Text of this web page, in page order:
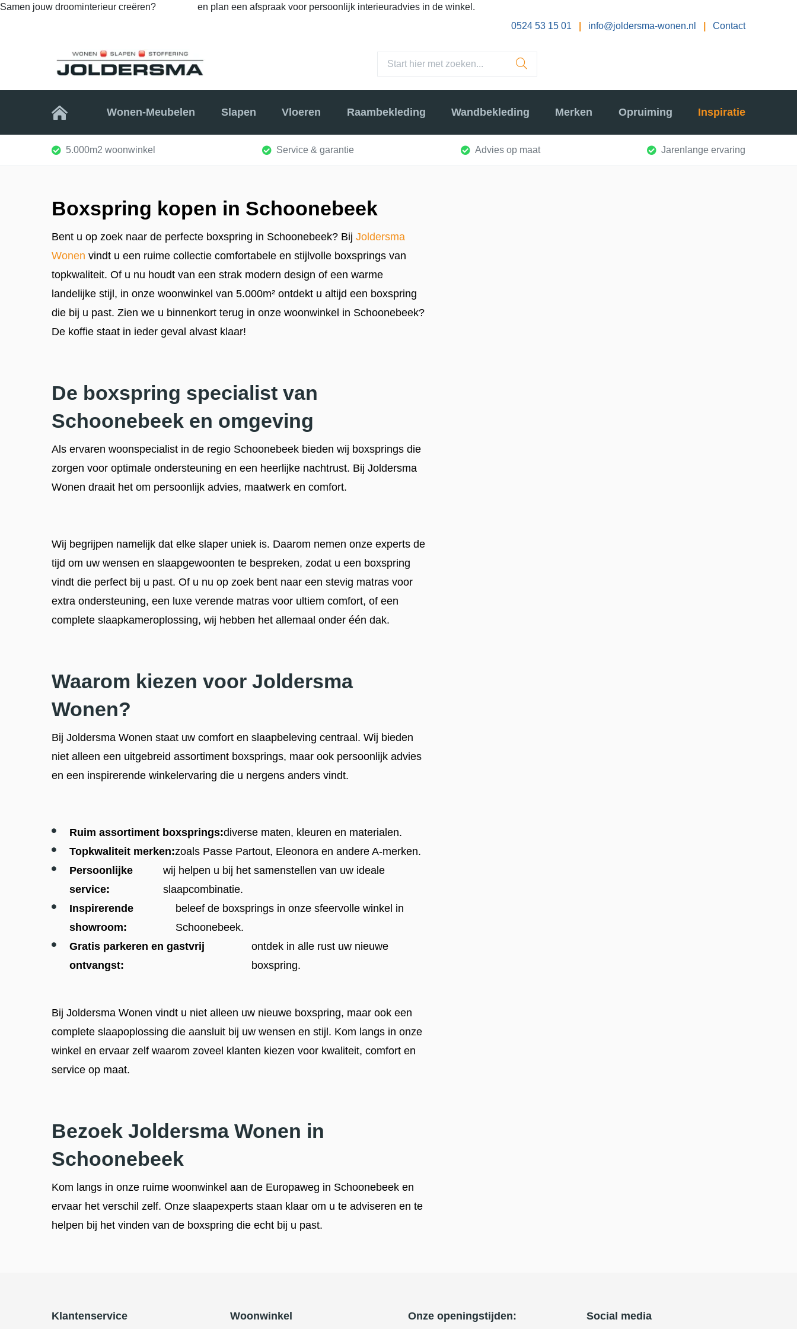
Samen jouw droominterieur creëren?
en plan een afspraak voor persoonlijk interieuradvies in de winkel.
0524 53 15 01
info@joldersma-wonen.nl Contact
Home Wonen-Meubelen Slapen Vloeren Raambekleding Wandbekleding Merken Opruiming Inspiratie
5.000m2 woonwinkel Service & garantie Advies op maat Jarenlange ervaring
Boxspring kopen in Schoonebeek
Bent u op zoek naar de perfecte boxspring in Schoonebeek? Bij Joldersma
Wonen vindt u een ruime collectie comfortabele en stijlvolle boxsprings van
topkwaliteit. Of u nu houdt van een strak modern design of een warme
landelijke stijl, in onze woonwinkel van 5.000m² ontdekt u altijd een boxspring
die bij u past. Zien we u binnenkort terug in onze woonwinkel in Schoonebeek?
De koffie staat in ieder geval alvast klaar!
De boxspring specialist van
Schoonebeek en omgeving
Als ervaren woonspecialist in de regio Schoonebeek bieden wij boxsprings die
zorgen voor optimale ondersteuning en een heerlijke nachtrust. Bij Joldersma
Wonen draait het om persoonlijk advies, maatwerk en comfort.
Wij begrijpen namelijk dat elke slaper uniek is. Daarom nemen onze experts de
tijd om uw wensen en slaapgewoonten te bespreken, zodat u een boxspring
vindt die perfect bij u past. Of u nu op zoek bent naar een stevig matras voor
extra ondersteuning, een luxe verende matras voor ultiem comfort, of een
complete slaapkameroplossing, wij hebben het allemaal onder één dak.
Waarom kiezen voor Joldersma
Wonen?
Bij Joldersma Wonen staat uw comfort en slaapbeleving centraal. Wij bieden
niet alleen een uitgebreid assortiment boxsprings, maar ook persoonlijk advies
en een inspirerende winkelervaring die u nergens anders vindt.
Ruim assortiment boxsprings:diverse maten, kleuren en materialen.
Topkwaliteit merken:zoals Passe Partout, Eleonora en andere A-merken.
Persoonlijke
service:
wij helpen u bij het samenstellen van uw ideale
slaapcombinatie.
Inspirerende
showroom:
beleef de boxsprings in onze sfeervolle winkel in
Schoonebeek.
Gratis parkeren en gastvrij
ontvangst:
ontdek in alle rust uw nieuwe
boxspring.
Bij Joldersma Wonen vindt u niet alleen uw nieuwe boxspring, maar ook een
complete slaapoplossing die aansluit bij uw wensen en stijl. Kom langs in onze
winkel en ervaar zelf waarom zoveel klanten kiezen voor kwaliteit, comfort en
service op maat.
Bezoek Joldersma Wonen in
Schoonebeek
Kom langs in onze ruime woonwinkel aan de Europaweg in Schoonebeek en
ervaar het verschil zelf. Onze slaapexperts staan klaar om u te adviseren en te
helpen bij het vinden van de boxspring die echt bij u past.
Klantenservice Woonwinkel Onze openingstijden: Social media